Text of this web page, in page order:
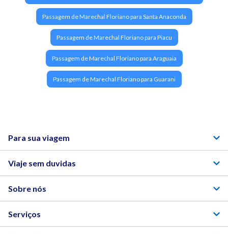
Passagem de Marechal Floriano para Santa Anaconda
Passagem de Marechal Floriano para Piacu
Passagem de Marechal Floriano para Araguaia
Passagem de Marechal Floriano para Guarani
Para sua viagem
Viaje sem duvidas
Sobre nós
Serviços